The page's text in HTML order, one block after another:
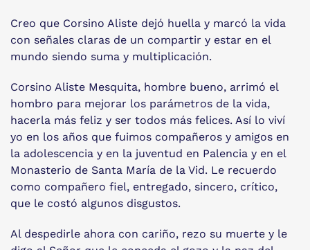
Creo que Corsino Aliste dejó huella y marcó la vida
con señales claras de un compartir y estar en el
mundo siendo suma y multiplicación.
Corsino Aliste Mesquita, hombre bueno, arrimó el
hombro para mejorar los parámetros de la vida,
hacerla más feliz y ser todos más felices. Así lo viví
yo en los años que fuimos compañeros y amigos en
la adolescencia y en la juventud en Palencia y en el
Monasterio de Santa María de la Vid. Le recuerdo
como compañero fiel, entregado, sincero, crítico,
que le costó algunos disgustos.
Al despedirle ahora con cariño, rezo su muerte y le